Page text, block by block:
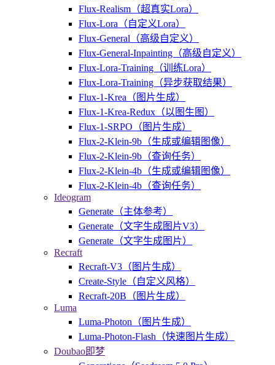
Flux-Realism（超真实Lora）
Flux-Lora（自定义Lora）
Flux-General（高级自定义）
Flux-General-Inpainting（高级自定义）
Flux-Lora-Training（训练Lora）
Flux-Lora-Training（异步获取结果）
Flux-1-Krea（图片生成）
Flux-1-Krea-Redux（以图生图）
Flux-1-SRPO（图片生成）
Flux-2-Klein-9b（生成或编辑图像）
Flux-2-Klein-9b（查询任务）
Flux-2-Klein-4b（生成或编辑图像）
Flux-2-Klein-4b（查询任务）
Ideogram
Generate（主体参考）
Generate（文字生成图片V3）
Generate（文字生成图片）
Recraft
Recraft-V3（图片生成）
Create-Style（自定义风格）
Recraft-20B（图片生成）
Luma
Luma-Photon（图片生成）
Luma-Photon-Flash（快速图片生成）
Doubao即梦